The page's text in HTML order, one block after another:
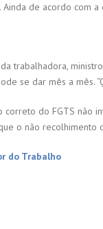
de acordo com
trabalhadora,
se dar mês a mês.
do FGTS não
o não
do Trabalho